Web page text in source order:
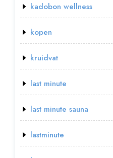
kadobon wellness
kopen
kruidvat
last minute
last minute sauna
lastminute